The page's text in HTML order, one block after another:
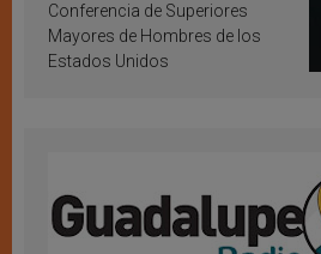
Conferencia de Superiores
Mayores de Hombres de los
Estados Unidos